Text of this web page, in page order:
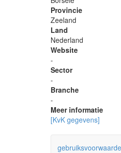
Provincie
Zeeland
Land
Nederland
Website
-
Sector
-
Branche
-
Meer informatie
[KvK gegevens]